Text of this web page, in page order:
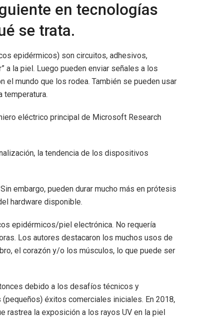
en tecnologías
se trata.
epidérmicos) son circuitos, adhesivos,
a la piel. Luego pueden enviar señales a los
mundo que los rodea. También se pueden usar
temperatura.
eléctrico principal de Microsoft Research
la tendencia de los dispositivos
embargo, pueden durar mucho más en prótesis
hardware disponible.
epidérmicos/piel electrónica. No requería
Los autores destacaron los muchos usos de
el corazón y/o los músculos, lo que puede ser
debido a los desafíos técnicos y
éxitos comerciales iniciales. En 2018,
rastrea la exposición a los rayos UV en la piel